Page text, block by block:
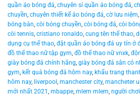
quần áo bóng đá, chuyên sỉ quần áo bóng đá,
chuyền, chuyên thiết kế áo bóng đá, cờ lưu niệm,
bóng bàn, còi bóng chuyền, còi bóng đá, còi
còi tennis, cristiano ronaldo, cung tên thể thao,
dụng cụ thể thao, đặt quần áo bóng đá uy tín ở
đồ thể thao nữ tập gym, đồ thể thao nữ vnxk,
giày bóng đá chính hãng, giày bóng đá sân cỏ
gym, kết quả bóng đá hôm nay, khẩu trang
hôm nay, liverpool , manchester city, mancheter
mới nhất 2021 , mbappe, mlem mlem, người